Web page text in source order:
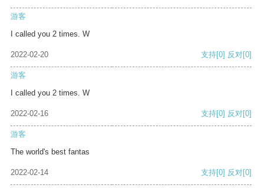
游客
I called you 2 times. W
2022-02-20 支持[0] 反对[0]
游客
I called you 2 times. W
2022-02-16 支持[0] 反对[0]
游客
The world's best fantas
2022-02-14 支持[0] 反对[0]